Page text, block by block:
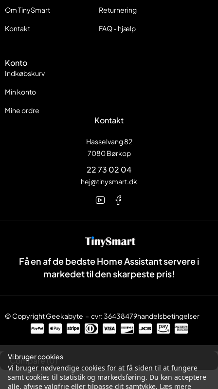
Få en af de bedste Home Assistant servere i
markedet til den skarpeste pris!
Om TinySmart
Kontakt
Returnering
FAQ - hjælp
Konto
Indkøbskurv
Min konto
Mine ordre
Kontakt
Hasselvang 82
7080 Børkop
22 73 02 04
hej@tinysmart.dk
© CopyrightGeekabyte – cvr: 36438479handelsbetingelser
Vi bruger cookies
Vi bruger nødvendige cookies for at få siden til at fungere
samt cookies til statistik og markedsføring. Du kan acceptere
alle, afvise valgfrie eller tilpasse dit samtykke. Læs mere
Compare(0)